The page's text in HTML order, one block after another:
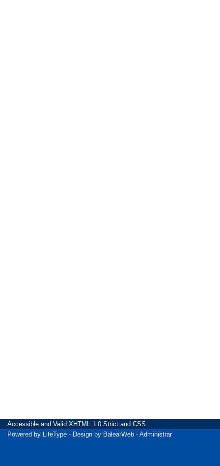
Accessible and Valid XHTML 1.0 Strict and CSS
Powered by LifeType - Design by BalearWeb - Administrar